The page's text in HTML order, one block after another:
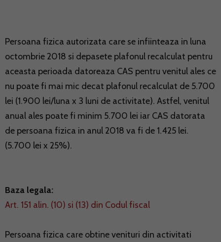
Persoana fizica autorizata care se infiinteaza in luna
octombrie 2018 si depasete plafonul recalculat pentru
aceasta perioada datoreaza CAS pentru venitul ales ce
nu poate fi mai mic decat plafonul recalculat de 5.700
lei (1.900 lei/luna x 3 luni de activitate). Astfel, venitul
anual ales poate fi minim 5.700 lei iar CAS datorata
de persoana fizica in anul 2018 va fi de 1.425 lei.
(5.700 lei x 25%).
Baza legala:
Art. 151 alin. (10) si (13) din Codul fiscal
Persoana fizica care obtine venituri din activitati